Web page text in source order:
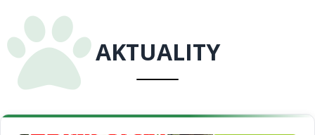
AKTUALITY